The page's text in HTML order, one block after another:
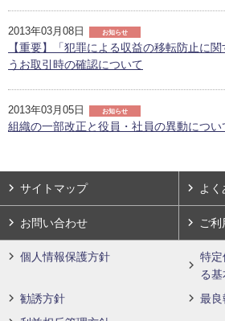
2013年03月08日 お知らせ
【重要】「犯罪による収益の移転防止に
うお取引時の確認について
2013年03月05日 お知らせ
組織の一部改正と役員・社員の異動につい
サイトマップ よく
お問い合わせ ご利
個人情報保護方針
特定
る
勧誘方針
最良